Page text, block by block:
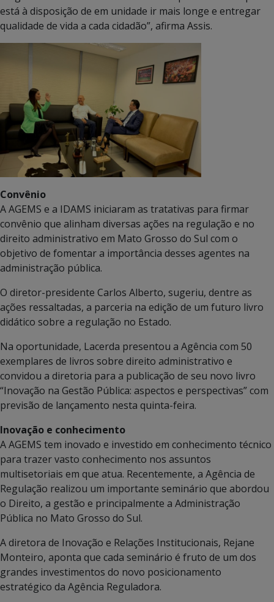
está à disposição de em unidade ir mais longe e entregar
qualidade de vida a cada cidadão”, afirma Assis.
Convênio
A AGEMS e a IDAMS iniciaram as tratativas para firmar
convênio que alinham diversas ações na regulação e no
direito administrativo em Mato Grosso do Sul com o
objetivo de fomentar a importância desses agentes na
administração pública.
O diretor-presidente Carlos Alberto, sugeriu, dentre as
ações ressaltadas, a parceria na edição de um futuro livro
didático sobre a regulação no Estado.
Na oportunidade, Lacerda presentou a Agência com 50
exemplares de livros sobre direito administrativo e
convidou a diretoria para a publicação de seu novo livro
“Inovação na Gestão Pública: aspectos e perspectivas” com
previsão de lançamento nesta quinta-feira.
Inovação e conhecimento
A AGEMS tem inovado e investido em conhecimento técnico
para trazer vasto conhecimento nos assuntos
multisetoriais em que atua. Recentemente, a Agência de
Regulação realizou um importante seminário que abordou
o Direito, a gestão e principalmente a Administração
Pública no Mato Grosso do Sul.
A diretora de Inovação e Relações Institucionais, Rejane
Monteiro, aponta que cada seminário é fruto de um dos
grandes investimentos do novo posicionamento
estratégico da Agência Reguladora.